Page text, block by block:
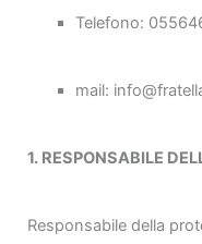
Telefono:
mail:
1. RESPONSABILE
Responsabile della